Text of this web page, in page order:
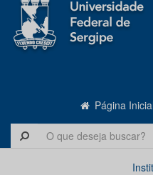
Página Inicial